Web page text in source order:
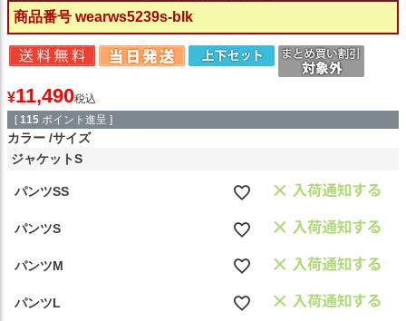
商品番号 wearws5239s-blk
¥11,490税込
[ 115 ポイント進呈 ]
カラー サイズ
ジャケットS
パンツSS
パンツS
パンツM
パンツL